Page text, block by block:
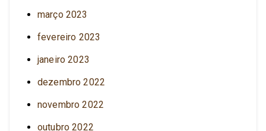
março 2023
fevereiro 2023
janeiro 2023
dezembro 2022
novembro 2022
outubro 2022